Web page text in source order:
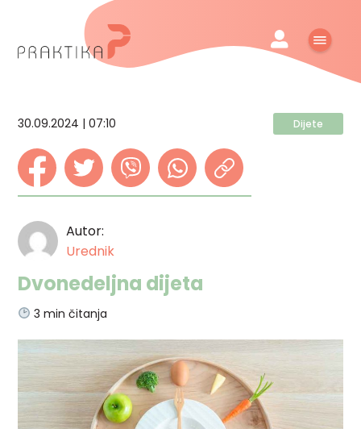
30.09.2024 | 07:10 Dijete
Autor:
Urednik
Dvonedeljna dijeta
3 min čitanja